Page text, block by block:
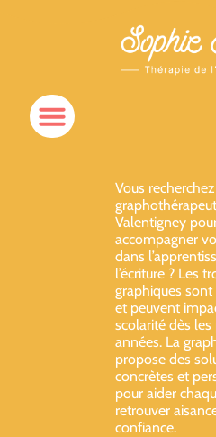
Vous
Valentigney
accompagner
dans
l’écriture ? Les
graphiques
et peuvent
scolarité dès les
années. La
propose des
concrètes et
pour aider
retrouver
confiance.